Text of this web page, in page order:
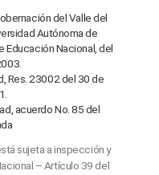
del Valle del
Autónoma de
Educación Nacional, del
Res. 23002 del 30 de
acuerdo No. 85 del
sujeta a inspección y
– Artículo 39 del